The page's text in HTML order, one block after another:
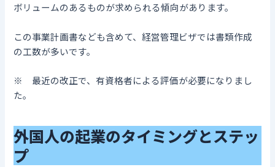
ボリュームのあるものが求められる傾向があります。
この事業計画書なども含めて、経営管理ビザでは書類作成
の工数が多いです。
※ 最近の改正で、有資格者による評価が必要になりまし
た。
外国人の起業のタイミングとステッ
プ